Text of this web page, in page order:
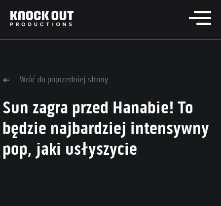
Wróć do poprzedniej strony
Sun zagra przed Hanabie! To
będzie najbardziej intensywny
pop, jaki usłyszycie